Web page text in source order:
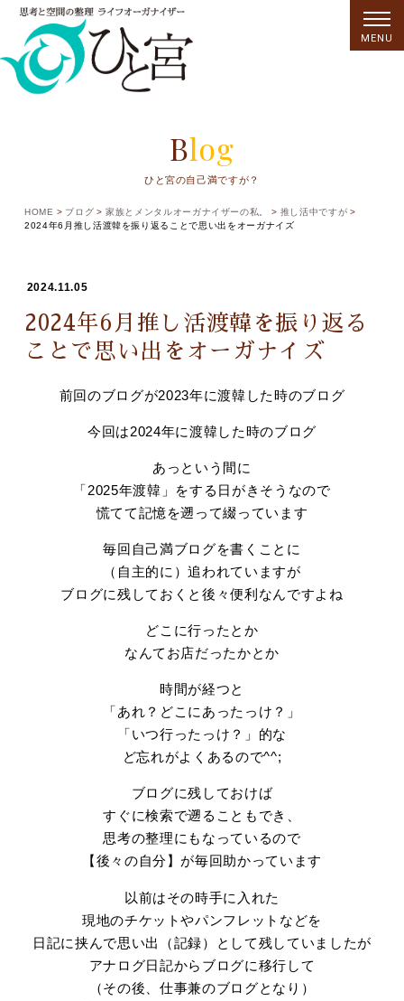
Blog
ひと宮の自己満ですが？
HOME ブログ 家族とメンタルオーガナイザーの私。
推し活中ですが
2024年6月推し活渡韓を振り返ることで思い出をオーガナイズ
2024.11.05
2024年6月推し活渡韓を振り返る
ことで思い出をオーガナイズ
前回のブログが2023年に渡韓した時のブログ
今回は2024年に渡韓した時のブログ
あっという間に
「2025年渡韓」をする日がきそうなので
慌てて記憶を遡って綴っています
毎回自己満ブログを書くことに
（自主的に）追われていますが
ブログに残しておくと後々便利なんですよね
どこに行ったとか
なんてお店だったかとか
時間が経つと
「あれ？どこにあったっけ？」
「いつ行ったっけ？」的な
ど忘れがよくあるので^^;
ブログに残しておけば
すぐに検索で遡ることもでき、
思考の整理にもなっているので
【後々の自分】が毎回助かっています
以前はその時手に入れた
現地のチケットやパンフレットなどを
日記に挟んで思い出（記録）として残していましたが
アナログ日記からブログに移行して
（その後、仕事兼のブログとなり）
MENU